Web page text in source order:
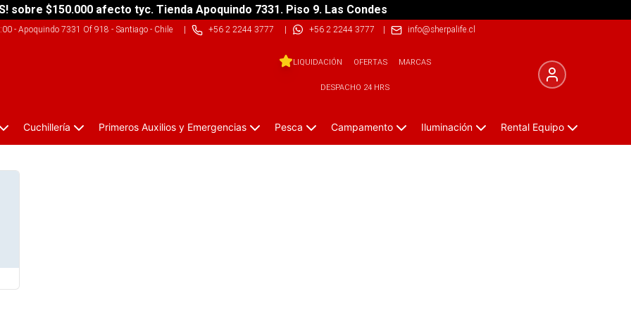
sobre $150.000 afecto tyc. Tienda Apoquindo 7331. Piso 9. Las Condes
- Apoquindo 7331 Of 918 - Santiago - Chile| +56 2 2244 3777 | +56 2 2244 3777 | info@sherpalife.cl
LIQUIDACIÓN OFERTAS MARCAS
DESPACHO 24 HRS
Cuchillería Primeros Auxilios y Emergencias Pesca Campamento Iluminación Rental Equipo